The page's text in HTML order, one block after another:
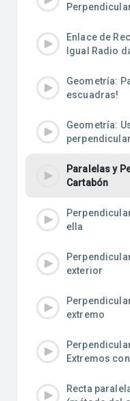
Enlace de
Igual Radio
Geometría:
escuadras!
Geometría:
Paralelas y
Cartabón
ella
exterior
extremo
Extremos
Recta